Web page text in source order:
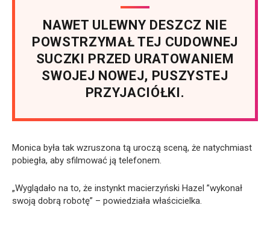
NAWET ULEWNY DESZCZ NIE
POWSTRZYMAŁ TEJ CUDOWNEJ
SUCZKI PRZED URATOWANIEM
SWOJEJ NOWEJ, PUSZYSTEJ
PRZYJACIÓŁKI.
Monica była tak wzruszona tą uroczą sceną, że natychmiast
pobiegła, aby sfilmować ją telefonem.
„Wyglądało na to, że instynkt macierzyński Hazel ”wykonał
swoją dobrą robotę” – powiedziała właścicielka.